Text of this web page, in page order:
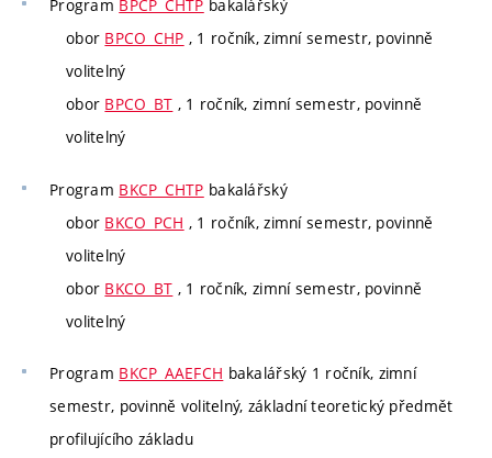
Program BPCP_CHTP bakalářský
obor BPCO_CHP , 1 ročník, zimní semestr, povinně
volitelný
obor BPCO_BT , 1 ročník, zimní semestr, povinně
volitelný
Program BKCP_CHTP bakalářský
obor BKCO_PCH , 1 ročník, zimní semestr, povinně
volitelný
obor BKCO_BT , 1 ročník, zimní semestr, povinně
volitelný
Program BKCP_AAEFCH bakalářský 1 ročník, zimní
semestr, povinně volitelný, základní teoretický předmět
profilujícího základu